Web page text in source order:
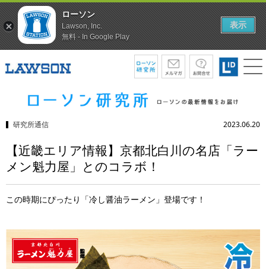
研究所通信 2023.06.20
【近畿エリア情報】京都北白川の名店「ラー
メン魁力屋」とのコラボ！
この時期にぴったり「冷し醤油ラーメン」登場です！
ローソン
Lawson, Inc.
無料 - In Google Play
表示